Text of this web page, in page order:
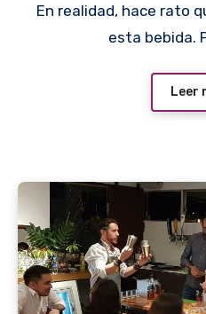
En realidad, hace rato que los jóvenes le dan a
esta bebida.
Leer